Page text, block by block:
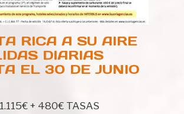
RICA A SU AIRE
DIARIAS
EL 30 DE JUNIO
+ 480€ TASAS